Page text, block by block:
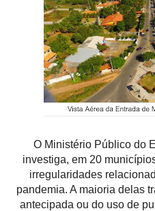
investiga, em 20
irregularidades
pandemia. A maioria delas
antecipada ou do uso de